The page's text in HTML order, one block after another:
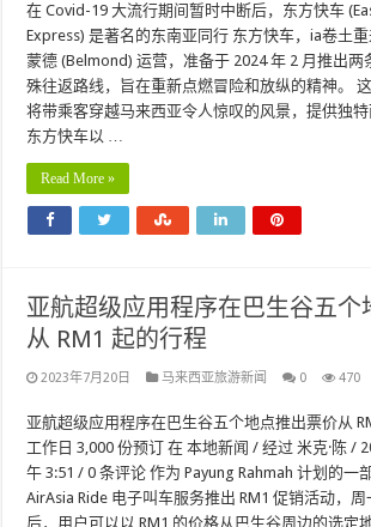
在 Covid-19 大流行期间暂时中断后，东方快车
Express) 是著名的东南亚同行 东方快车，ia卷土
蒙德 (Belmond) 运营，准备于 2024 年 2 月推出
殊往返路线，旨在重新点燃冒险和放纵的精神。
将带乘客穿越马来西亚令人惊叹的风景，提供独特
东方快车以 …
Read More »
亚航超级应用程序在巴生谷五个
从 RM1 起的行程
2023年7月20日 马来西亚旅游新闻 0 470
亚航超级应用程序在巴生谷五个地点推出票价从
工作日 3,000 份预订 在 本地新闻 / 经过 米克·陈 /
午 3:51 / 0 条评论 作为 Payung Rahmah 计划的一
AirAsia Ride 电子叫车服务推出 RM1 促销活动，
后，用户可以以 RM1 的价格从巴生谷周边的选定